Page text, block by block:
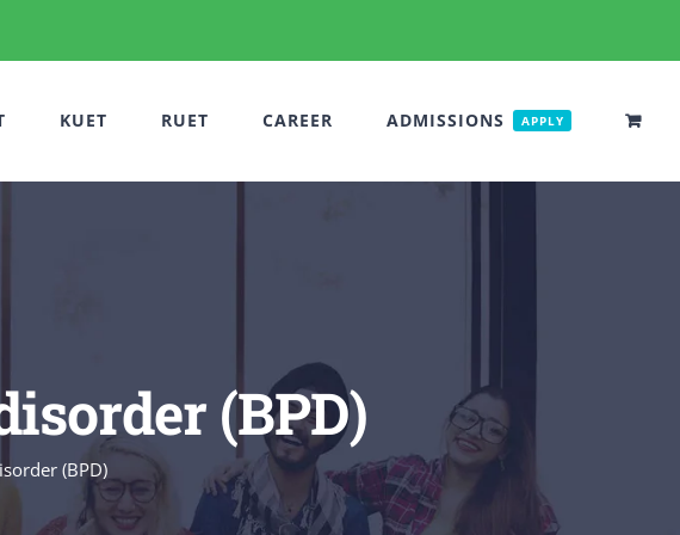
KUET RUET CAREER ADMISSIONS APPLY
(BPD)
(BPD)